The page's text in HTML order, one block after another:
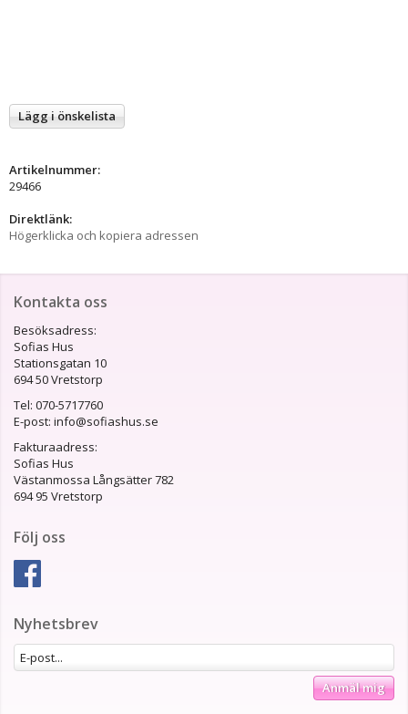
Lägg i önskelista
Artikelnummer:
29466
Direktlänk:
Högerklicka och kopiera adressen
Kontakta oss
Besöksadress:
Sofias Hus
Stationsgatan 10
694 50 Vretstorp
Tel: 070-5717760
E-post: info@sofiashus.se
Fakturaadress:
Sofias Hus
Västanmossa Långsätter 782
694 95 Vretstorp
Följ oss
Nyhetsbrev
Anmäl mig